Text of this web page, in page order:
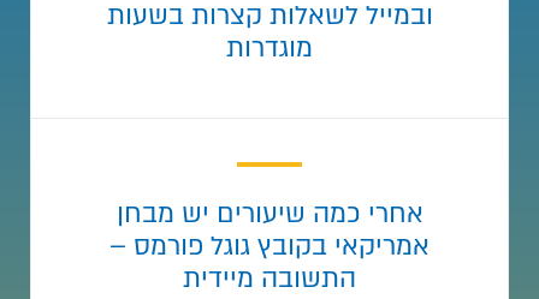
ובמייל לשאלות קצרות בשעות
מוגדרות
אחרי כמה שיעורים יש מבחן
אמריקאי בקובץ גוגל פורמס –
התשובה מיידית